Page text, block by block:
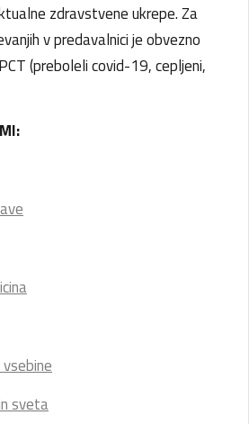
zdravstvene ukrepe. Za
v predavalnici je obvezno
(preboleli covid-19, cepljeni,
sveta